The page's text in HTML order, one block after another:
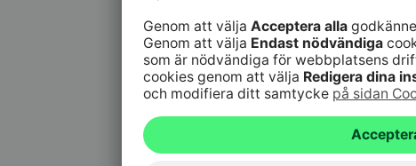
09 6964 6820(lna/mta)
Spärrtjänst för kort 24
h/dygn
020 333(lna/mta)